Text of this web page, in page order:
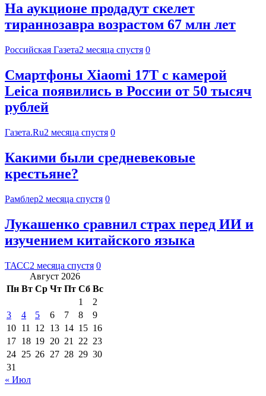
На аукционе продадут скелет
тираннозавра возрастом 67 млн лет
Российская Газета2 месяца спустя 0
Смартфоны Xiaomi 17T с камерой
Leica появились в России от 50 тысяч
рублей
Газета.Ru2 месяца спустя 0
Какими были средневековые
крестьяне?
Рамблер2 месяца спустя 0
Лукашенко сравнил страх перед ИИ и
изучением китайского языка
ТАСС2 месяца спустя 0
Август 2026
Пн Вт Ср Чт Пт Сб Вс
1
2
3
4 5 6 7 8
9
10 11 12 13 14 15 16
17 18 19 20 21 22 23
24 25 26 27 28 29 30
31
« Июл